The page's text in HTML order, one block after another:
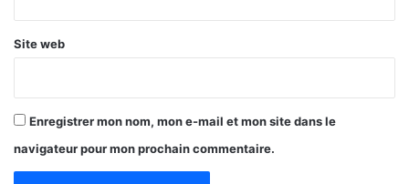
t
n
c
é
e
Site web
Enregistrer mon nom, mon e-mail et mon site dans le
navigateur pour mon prochain commentaire.